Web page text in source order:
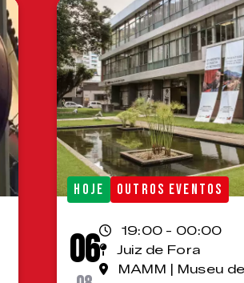
HOJE OUTROS EVENTOS
06
19:00 - 00:00
Juiz de Fora
MAMM | Museu de